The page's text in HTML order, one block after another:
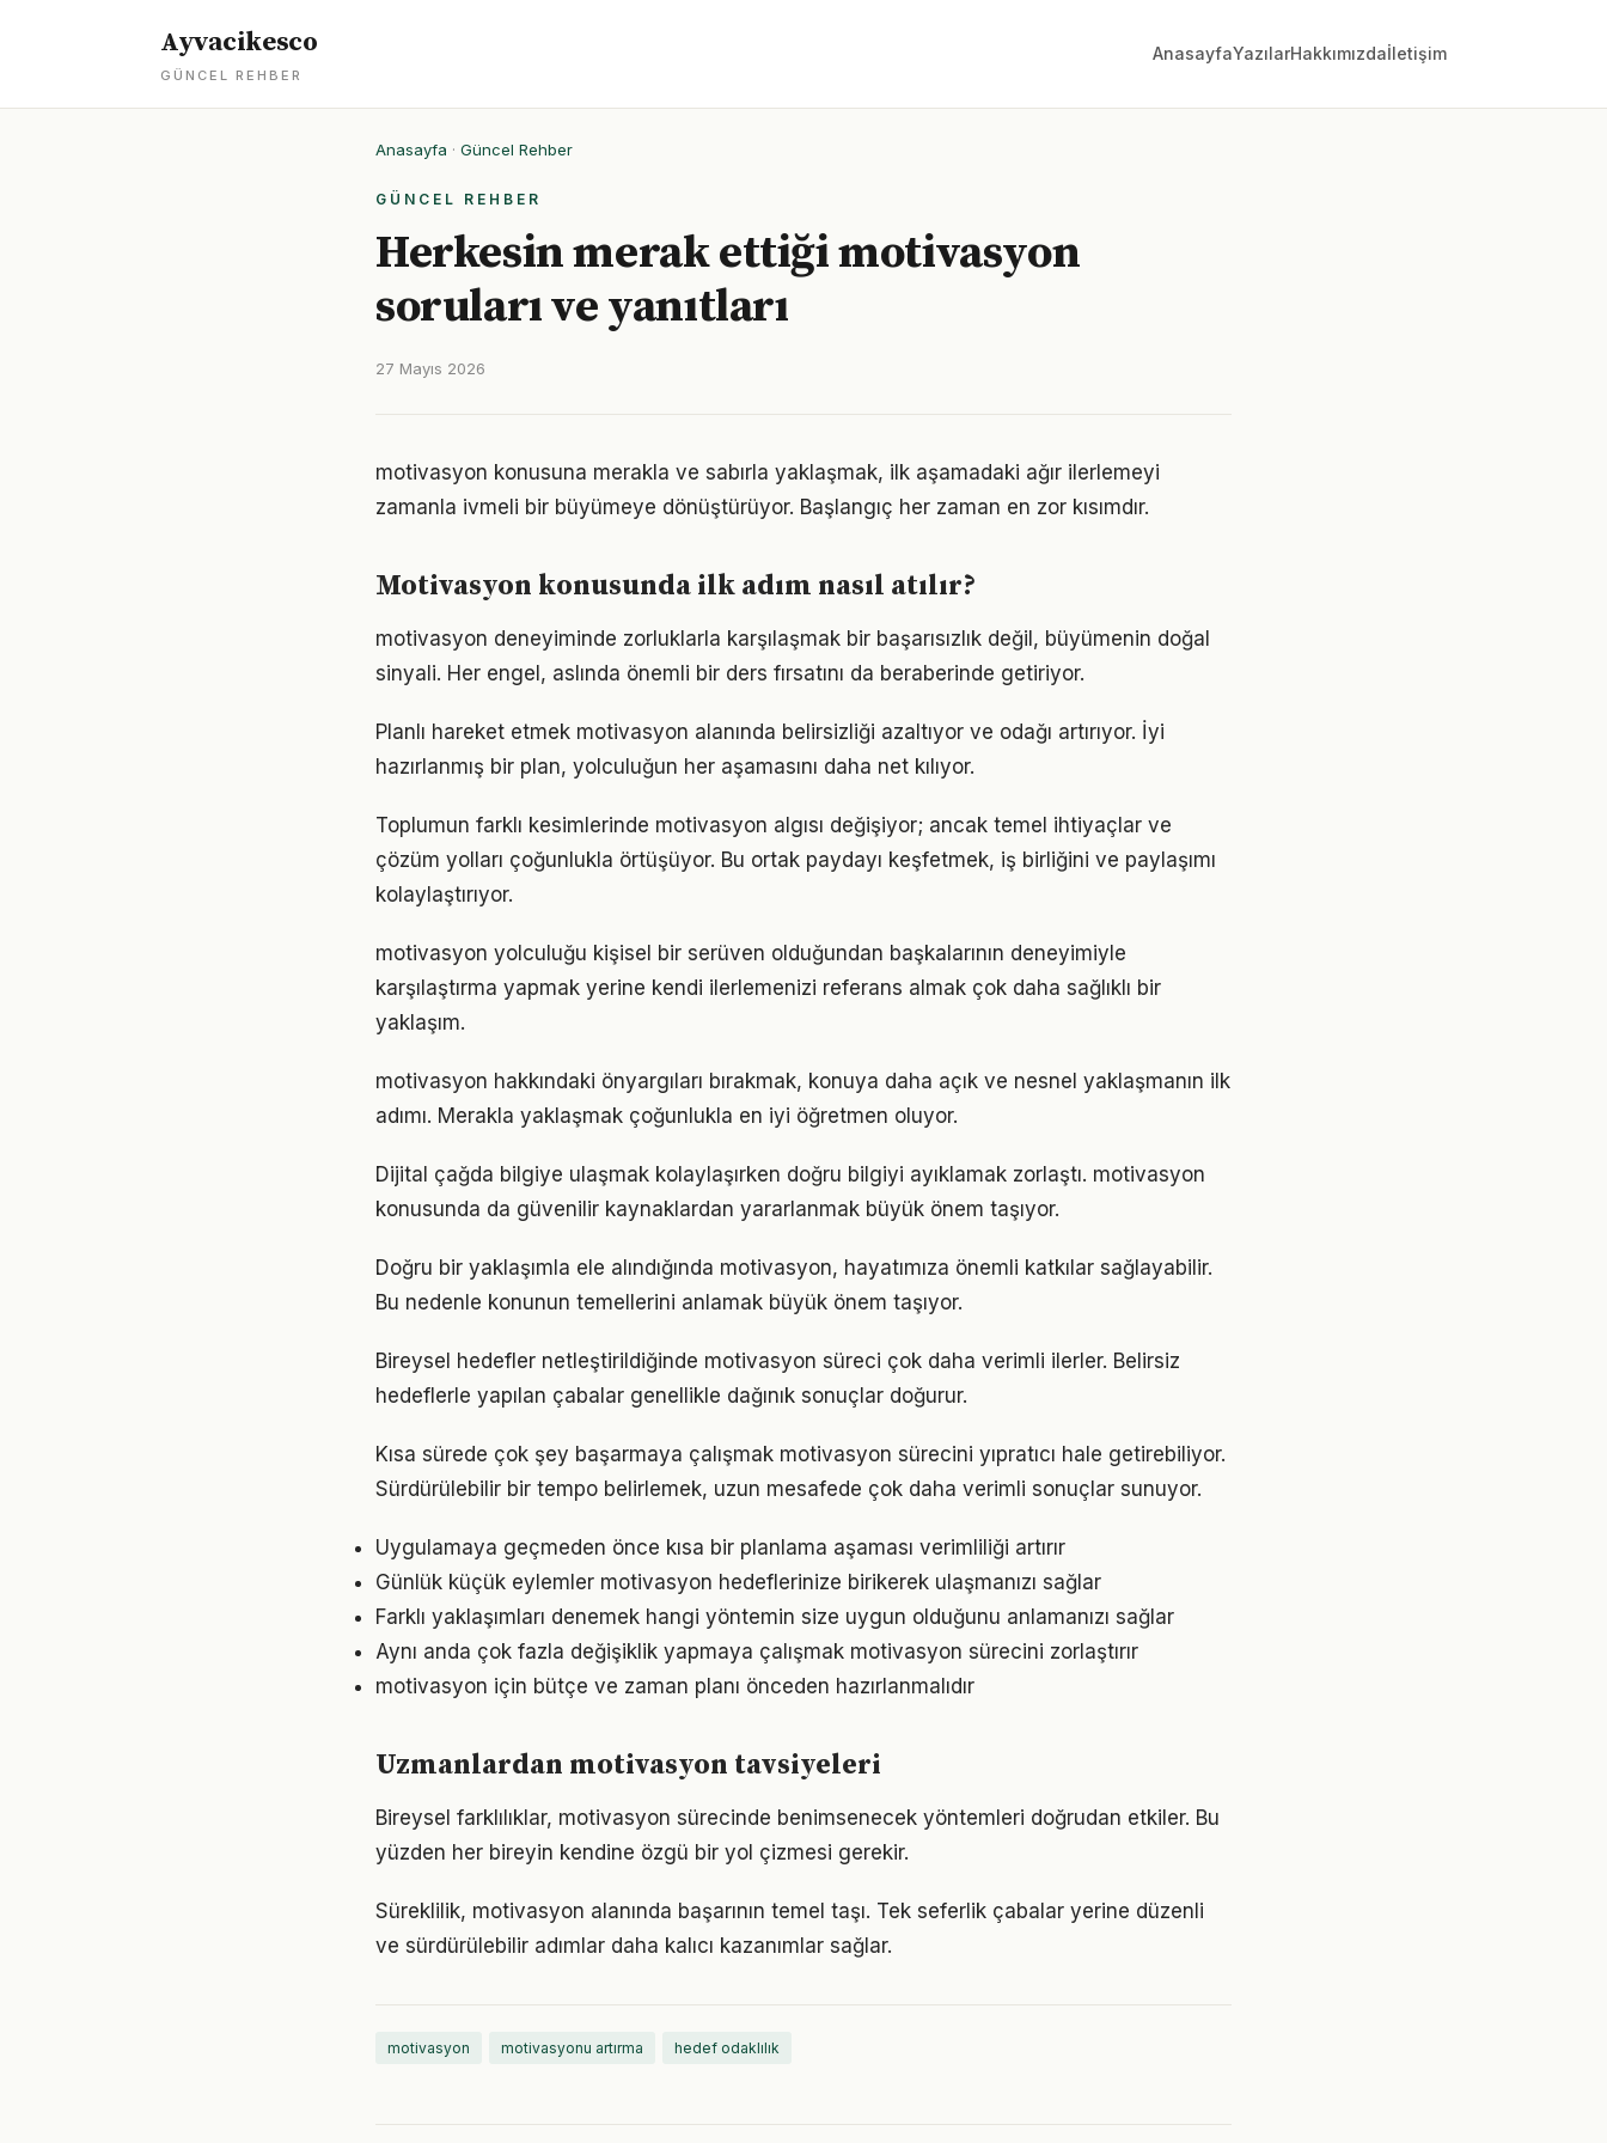
Ayvacikesco
GÜNCEL REHBER
AnasayfaYazılarHakkımızdaİletişim
Anasayfa · Güncel Rehber
GÜNCEL REHBER
Herkesin merak ettiği motivasyon
soruları ve yanıtları
27 Mayıs 2026
motivasyon konusuna merakla ve sabırla yaklaşmak, ilk aşamadaki ağır ilerlemeyi
zamanla ivmeli bir büyümeye dönüştürüyor. Başlangıç her zaman en zor kısımdır.
Motivasyon konusunda ilk adım nasıl atılır?
motivasyon deneyiminde zorluklarla karşılaşmak bir başarısızlık değil, büyümenin doğal
sinyali. Her engel, aslında önemli bir ders fırsatını da beraberinde getiriyor.
Planlı hareket etmek motivasyon alanında belirsizliği azaltıyor ve odağı artırıyor. İyi
hazırlanmış bir plan, yolculuğun her aşamasını daha net kılıyor.
Toplumun farklı kesimlerinde motivasyon algısı değişiyor; ancak temel ihtiyaçlar ve
çözüm yolları çoğunlukla örtüşüyor. Bu ortak paydayı keşfetmek, iş birliğini ve paylaşımı
kolaylaştırıyor.
motivasyon yolculuğu kişisel bir serüven olduğundan başkalarının deneyimiyle
karşılaştırma yapmak yerine kendi ilerlemenizi referans almak çok daha sağlıklı bir
yaklaşım.
motivasyon hakkındaki önyargıları bırakmak, konuya daha açık ve nesnel yaklaşmanın ilk
adımı. Merakla yaklaşmak çoğunlukla en iyi öğretmen oluyor.
Dijital çağda bilgiye ulaşmak kolaylaşırken doğru bilgiyi ayıklamak zorlaştı. motivasyon
konusunda da güvenilir kaynaklardan yararlanmak büyük önem taşıyor.
Doğru bir yaklaşımla ele alındığında motivasyon, hayatımıza önemli katkılar sağlayabilir.
Bu nedenle konunun temellerini anlamak büyük önem taşıyor.
Bireysel hedefler netleştirildiğinde motivasyon süreci çok daha verimli ilerler. Belirsiz
hedeflerle yapılan çabalar genellikle dağınık sonuçlar doğurur.
Kısa sürede çok şey başarmaya çalışmak motivasyon sürecini yıpratıcı hale getirebiliyor.
Sürdürülebilir bir tempo belirlemek, uzun mesafede çok daha verimli sonuçlar sunuyor.
Uygulamaya geçmeden önce kısa bir planlama aşaması verimliliği artırır
Günlük küçük eylemler motivasyon hedeflerinize birikerek ulaşmanızı sağlar
Farklı yaklaşımları denemek hangi yöntemin size uygun olduğunu anlamanızı sağlar
Aynı anda çok fazla değişiklik yapmaya çalışmak motivasyon sürecini zorlaştırır
motivasyon için bütçe ve zaman planı önceden hazırlanmalıdır
Uzmanlardan motivasyon tavsiyeleri
Bireysel farklılıklar, motivasyon sürecinde benimsenecek yöntemleri doğrudan etkiler. Bu
yüzden her bireyin kendine özgü bir yol çizmesi gerekir.
Süreklilik, motivasyon alanında başarının temel taşı. Tek seferlik çabalar yerine düzenli
ve sürdürülebilir adımlar daha kalıcı kazanımlar sağlar.
motivasyon motivasyonu artırma hedef odaklılık